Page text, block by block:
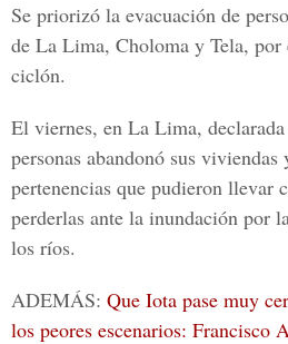
Se priorizó la evacuación de
de La Lima, Choloma y Tela,
ciclón.
El viernes, en La Lima,
personas abandonó sus
pertenencias que pudieron llevar
perderlas ante la inundación por
los ríos.
ADEMÁS: Que Iota pase muy
los peores escenarios: Francisco